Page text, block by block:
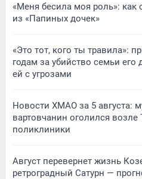
«Меня бесила моя роль»: как
из «Папиных дочек»
«Это тот, кого ты травила»:
годам за убийство семьи
ей с угрозами
Новости ХМАО за 5 августа:
вартовчанин оголился
поликлиники
Август перевернет жизнь
ретроградный Сатурн —